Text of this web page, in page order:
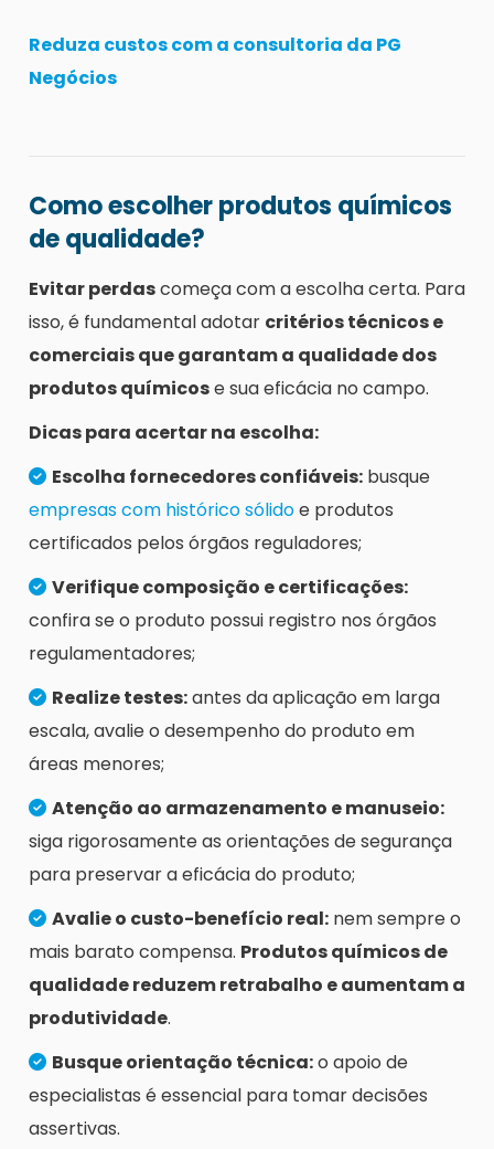
Reduza custos com a consultoria da PG
Negócios
Como escolher produtos químicos
de qualidade?
Evitar perdascomeça com a escolha certa. Para
isso, é fundamental adotar critérios técnicos e
comerciais que garantam a qualidade dos
produtos químicose sua eficácia no campo.
Dicas para acertar na escolha:
Escolha fornecedores confiáveis: busque
empresas com histórico sólidoe produtos
certificados pelos órgãos reguladores;
Verifique composição e certificações:
confira se o produto possui registro nos órgãos
regulamentadores;
Realize testes:antes da aplicação em larga
escala, avalie o desempenho do produto em
áreas menores;
Atenção ao armazenamento e manuseio:
siga rigorosamente as orientações de segurança
para preservar a eficácia do produto;
Avalie o custo-benefício real: nem sempre o
mais barato compensa. Produtos químicos de
qualidade reduzem retrabalho e aumentam a
produtividade.
Busque orientação técnica:o apoio de
especialistas é essencial para tomar decisões
assertivas.